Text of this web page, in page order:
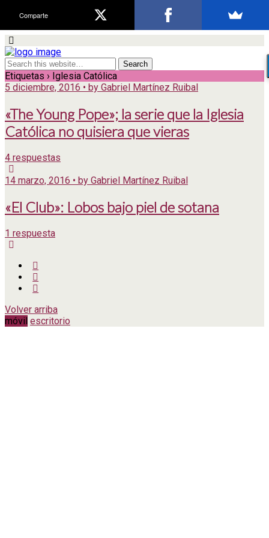
Etiquetas › Iglesia Católica
5 diciembre, 2016 • by Gabriel Martínez Ruibal
«The Young Pope»; la serie que la Iglesia
Católica no quisiera que vieras
4 respuestas
14 marzo, 2016 • by Gabriel Martínez Ruibal
«El Club»: Lobos bajo piel de sotana
1 respuesta
Volver arriba
móvil escritorio
Comparte